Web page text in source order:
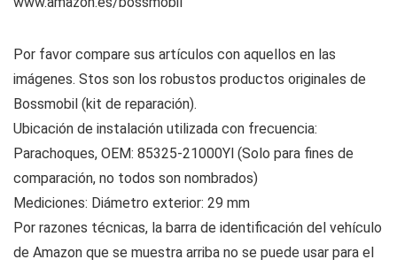
Por favor compare sus artículos con aquellos en las
imágenes. Stos son los robustos productos originales de
Bossmobil (kit de reparación).
Ubicación de instalación utilizada con frecuencia:
Parachoques, OEM: 85325-21000Yl (Solo para fines de
comparación, no todos son nombrados)
Mediciones: Diámetro exterior: 29 mm
Por razones técnicas, la barra de identificación del vehículo
de Amazon que se muestra arriba no se puede usar para el